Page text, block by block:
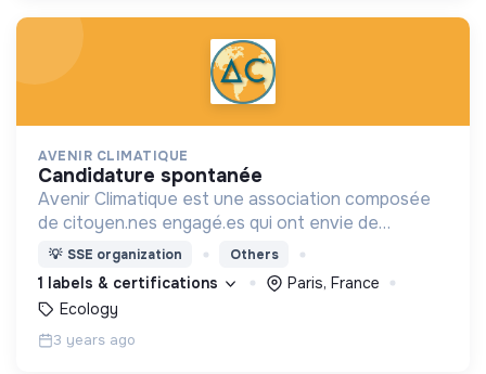
AVENIR CLIMATIQUE
candidature spontanée
Avenir Climatique est une association composée
de citoyen.nes engagé.es qui ont envie de
contribuer ensemble à l’émergence d’une société
conviviale priorisant les enjeux écologiques et
sociaux
💡 SSE organization Others
1 labels & certifications
Paris, France
Ecology
3 years ago